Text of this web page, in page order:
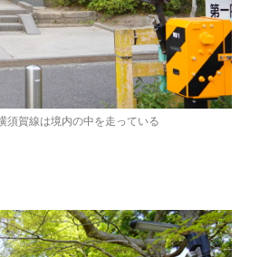
須賀線は境内の中を走っている